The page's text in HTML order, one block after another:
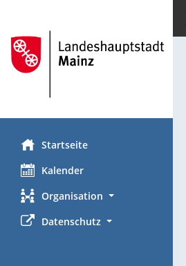
Startseite
Kalender
Organisation
Datenschutz